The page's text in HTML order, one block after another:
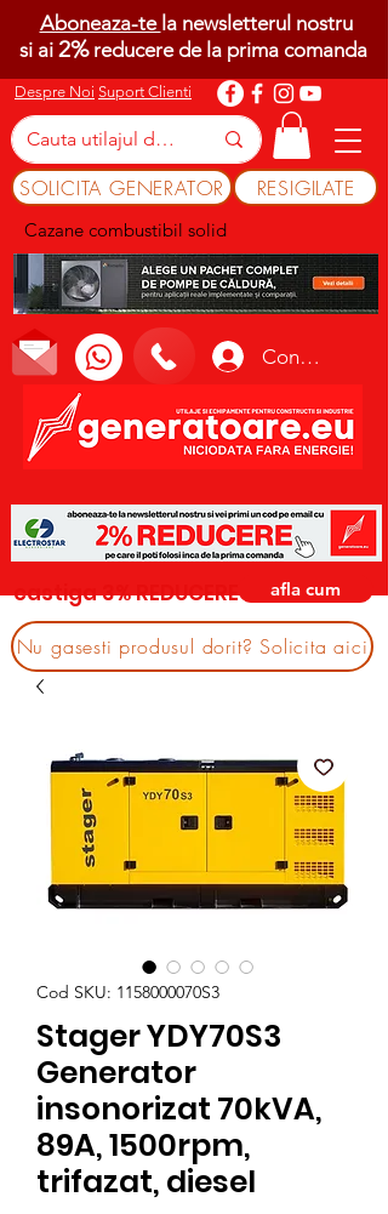
Despre Noi Suport Clienti
SOLICITA GENERATOR RESIGILATE
Cazane combustibil solid
Conectează-te
Aboneaza-te la newsletterul nostru
si ai 2%reducere de la prima comanda
castiga 3% REDUCERE afla cum
Nu gasesti produsul dorit? Solicita aici
Cod SKU: 1158000070S3
Stager YDY70S3
Generator
insonorizat 70kVA,
89A, 1500rpm,
trifazat, diesel